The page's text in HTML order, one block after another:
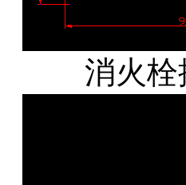
消火栓